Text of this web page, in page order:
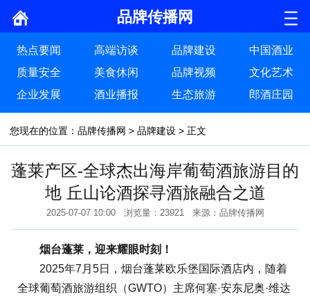
品牌传播网
热点要闻 高端访谈 品牌建设
中国酒业
质量安全
美食休闲 品牌视频
文化艺术
企业发展
酒业播报 生态旅游 郎酒庄园
您现在的位置： 品牌传播网 > 品牌建设 > 正文
蓬莱产区-全球杰出海岸葡萄酒旅游目的
地 丘山论酒探寻酒旅融合之道
2025-07-07 10:00 浏览量：23921 来源：品牌传播网
烟台蓬莱，迎来耀眼时刻！
2025年7月5日，烟台蓬莱欧乐堡国际酒店内，随着
全球葡萄酒旅游组织（GWTO）主席何塞·安东尼奥·维达